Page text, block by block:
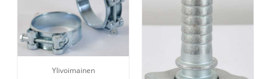
Ylivoimainen